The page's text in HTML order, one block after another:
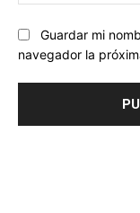
Guardar mi
navegador la